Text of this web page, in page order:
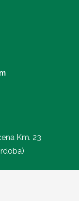
Km. 23